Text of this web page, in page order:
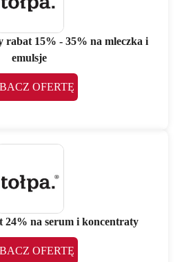
rabat 15% - 35% na mleczka i
emulsje
OFERTĘ
24% na serum i koncentraty
OFERTĘ